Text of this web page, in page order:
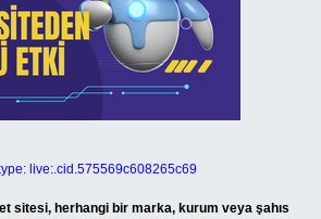
live:.cid.575569c608265c69
sitesi, herhangi bir marka, kurum veya şahıs